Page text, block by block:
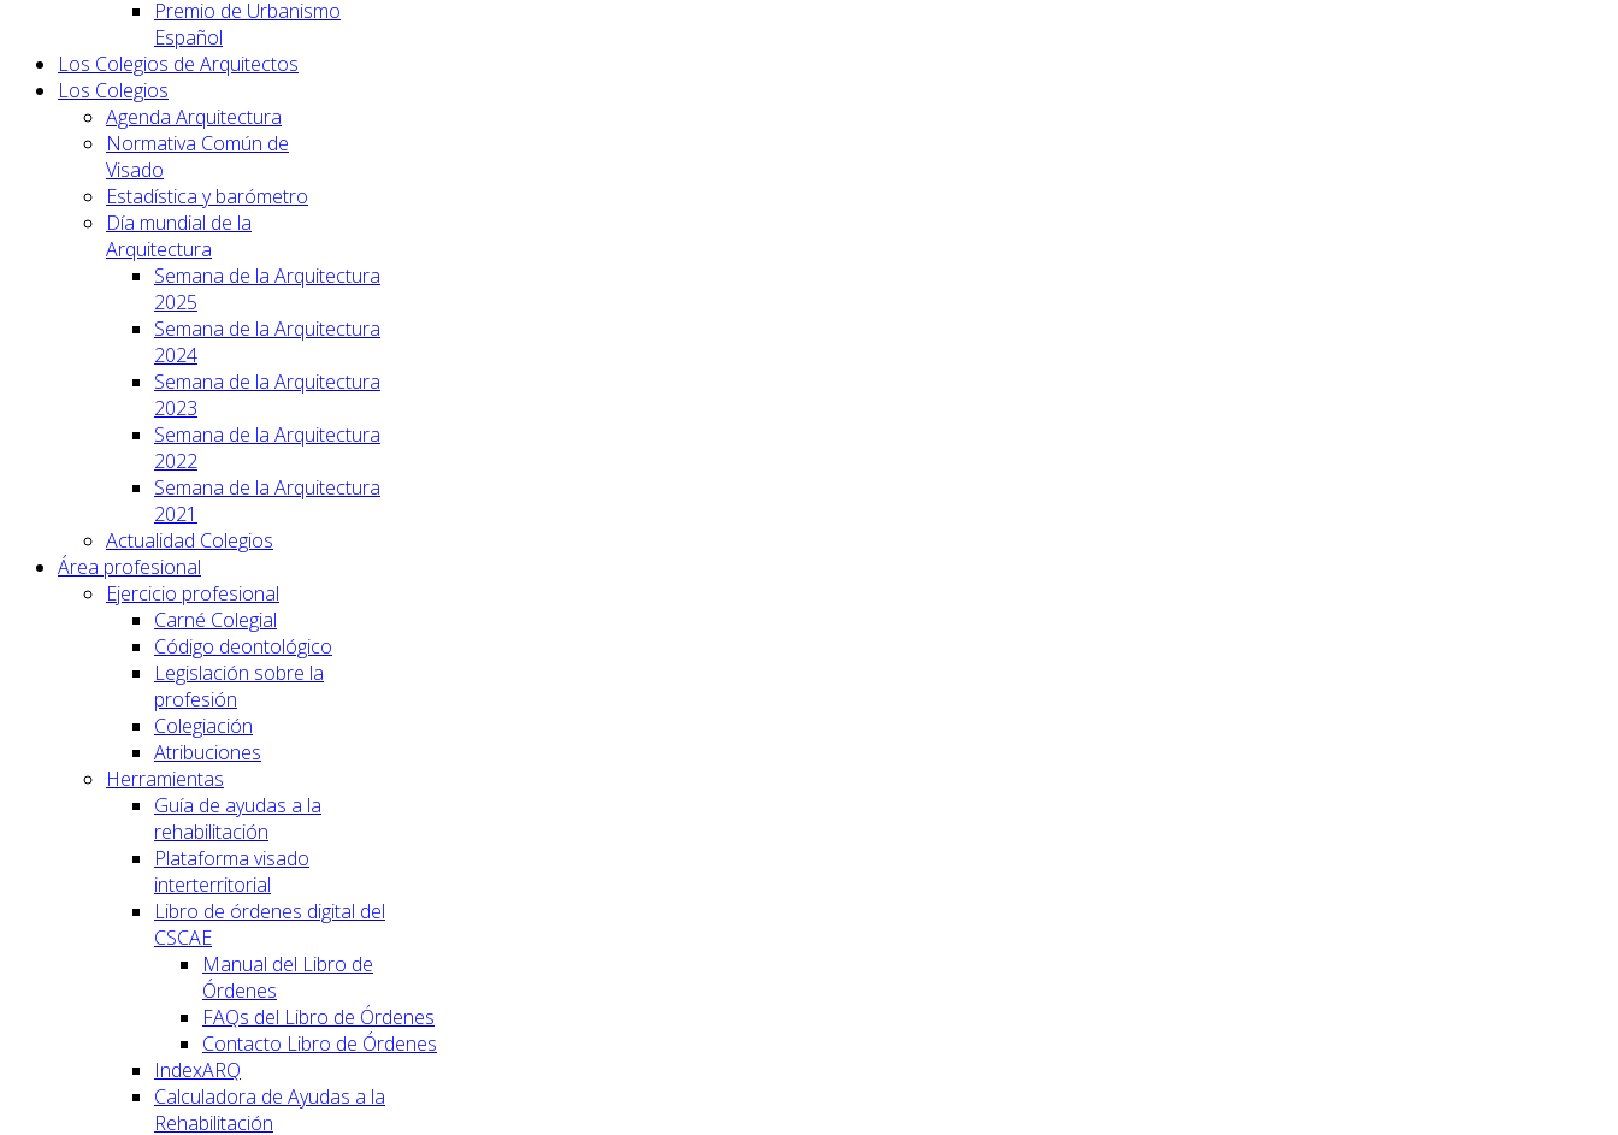
Premio de Urbanismo
Español
Los Colegios de Arquitectos
Los Colegios
Agenda Arquitectura
Normativa Común de
Visado
Estadística y barómetro
Día mundial de la
Arquitectura
Semana de la Arquitectura
2025
Semana de la Arquitectura
2024
Semana de la Arquitectura
2023
Semana de la Arquitectura
2022
Semana de la Arquitectura
2021
Actualidad Colegios
Área profesional
Ejercicio profesional
Carné Colegial
Código deontológico
Legislación sobre la
profesión
Colegiación
Atribuciones
Herramientas
Guía de ayudas a la
rehabilitación
Plataforma visado
interterritorial
Libro de órdenes digital del
CSCAE
Manual del Libro de
Órdenes
FAQs del Libro de Órdenes
Contacto Libro de Órdenes
IndexARQ
Calculadora de Ayudas a la
Rehabilitación